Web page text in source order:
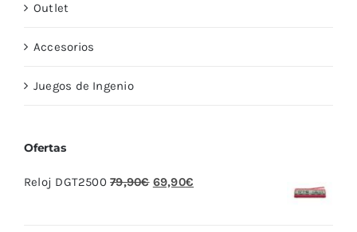
Outlet
Accesorios
Juegos de Ingenio
Ofertas
Reloj DGT2500 79,90€ El
69,90€